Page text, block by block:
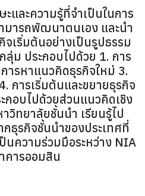
และความรู้ที่จำเป็นในการ
มารถพัฒนาตนเอง และนำ
จเริ่มต้นอย่างเป็นรูปธรรม
ลุ่ม ประกอบไปด้วย 1. การ
ารหาแนวคิดธุรกิจใหม่ 3.
การเริ่มต้นและขยายธุรกิจ
กอบไปด้วยส่วนแนวคิดเชิง
วิทยาลัยชั้นนำ เรียนรู้ไป
รกิจชั้นนำของประเทศที่
ความร่วมมือระหว่าง NIA
คารออมสิน